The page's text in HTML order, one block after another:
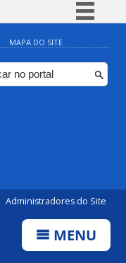
Simplifique!
Comunica BR
Participe
MAPA DO SITE
Administradores do Site
MENU